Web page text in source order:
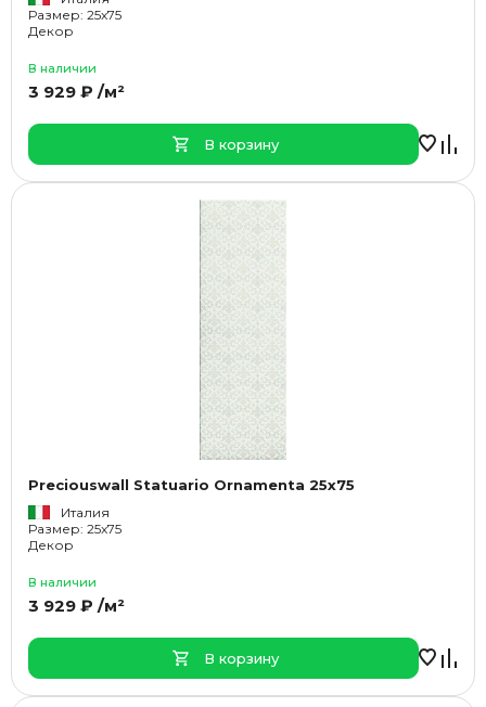
Размер: 25x75
Декор
В наличии
3 929 ₽ /м²
В корзину
Preciouswall Statuario Ornamenta 25x75
Италия
Размер: 25x75
Декор
В наличии
3 929 ₽ /м²
В корзину